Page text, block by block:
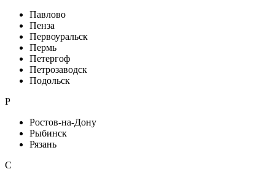
Павлово
Пенза
Первоуральск
Пермь
Петергоф
Петрозаводск
Подольск
Р
Ростов-на-Дону
Рыбинск
Рязань
С